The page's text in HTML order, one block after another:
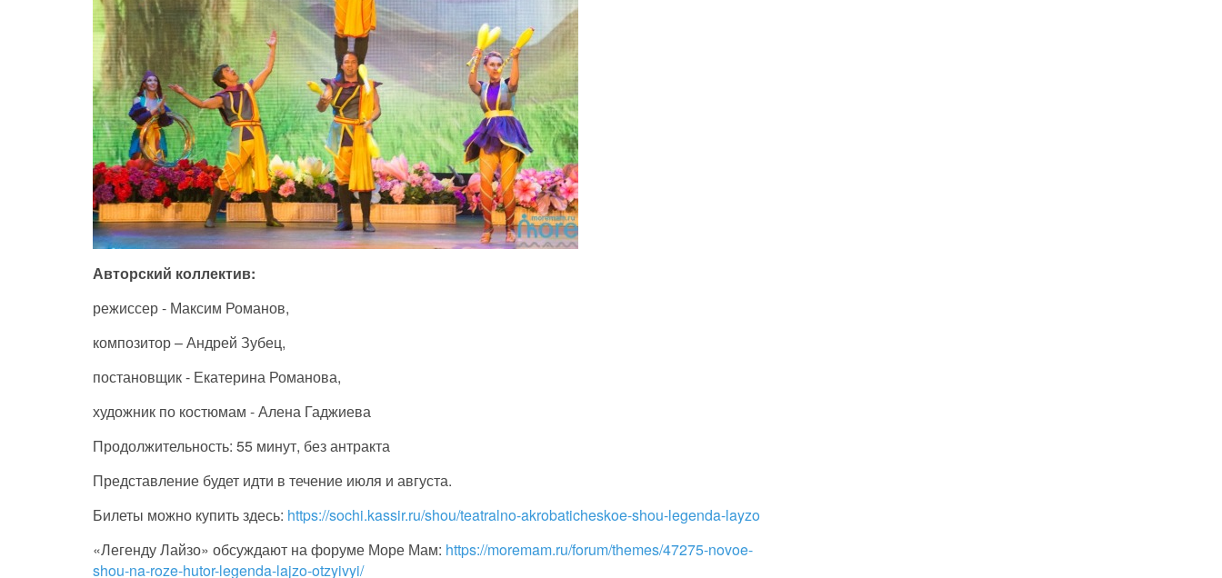
Авторский коллектив:
режиссер - Максим Романов,
композитор – Андрей Зубец,
постановщик - Екатерина Романова,
художник по костюмам - Алена Гаджиева
Продолжительность: 55 минут, без антракта
Представление будет идти в течение июля и августа.
Билеты можно купить здесь: https://sochi.kassir.ru/shou/teatralno-akrobaticheskoe-shou-legenda-layzo
«Легенду Лайзо» обсуждают на форуме Море Мам: https://moremam.ru/forum/themes/47275-novoe-
shou-na-roze-hutor-legenda-lajzo-otzyivyi/